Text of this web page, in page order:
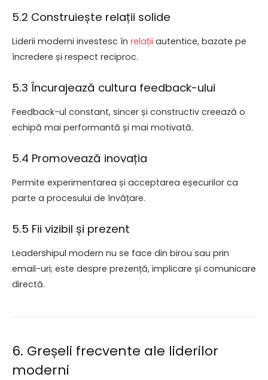
5.2 Construiește relații solide
Liderii moderni investesc în relații autentice, bazate pe
încredere și respect reciproc.
5.3 Încurajează cultura feedback-ului
Feedback-ul constant, sincer și constructiv creează o
echipă mai performantă și mai motivată.
5.4 Promovează inovația
Permite experimentarea și acceptarea eșecurilor ca
parte a procesului de învățare.
5.5 Fii vizibil și prezent
Leadershipul modern nu se face din birou sau prin
email-uri; este despre prezență, implicare și comunicare
directă.
6. Greșeli frecvente ale liderilor
moderni